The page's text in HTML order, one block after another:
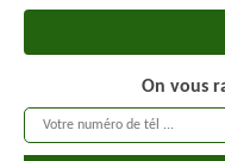
On vous